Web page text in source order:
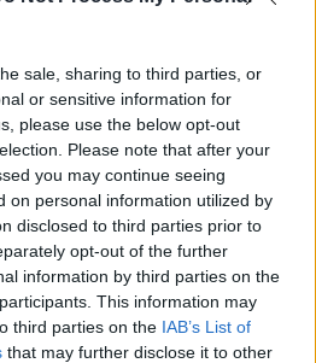
sale, sharing to third parties, or
or sensitive information for
please use the below opt-out
Please note that after your
you may continue seeing
on personal information utilized by
disclosed to third parties prior to
opt-out of the further
information by third parties on the
This information may
third parties on the IAB’s List of
that may further disclose it to other
στα 550 εκατ. ευρώ – Καθαρά
Media: Με ενίσχυση 8 εκατ.
ευρώ σε 451 επιχειρήσεις
ξεκίνησε το πρόγραμμα
στήριξης- Κάλυψη εισφορών
ΕΔΟΕΑΠ
και νέο Διοικητικό Συμβούλιο -